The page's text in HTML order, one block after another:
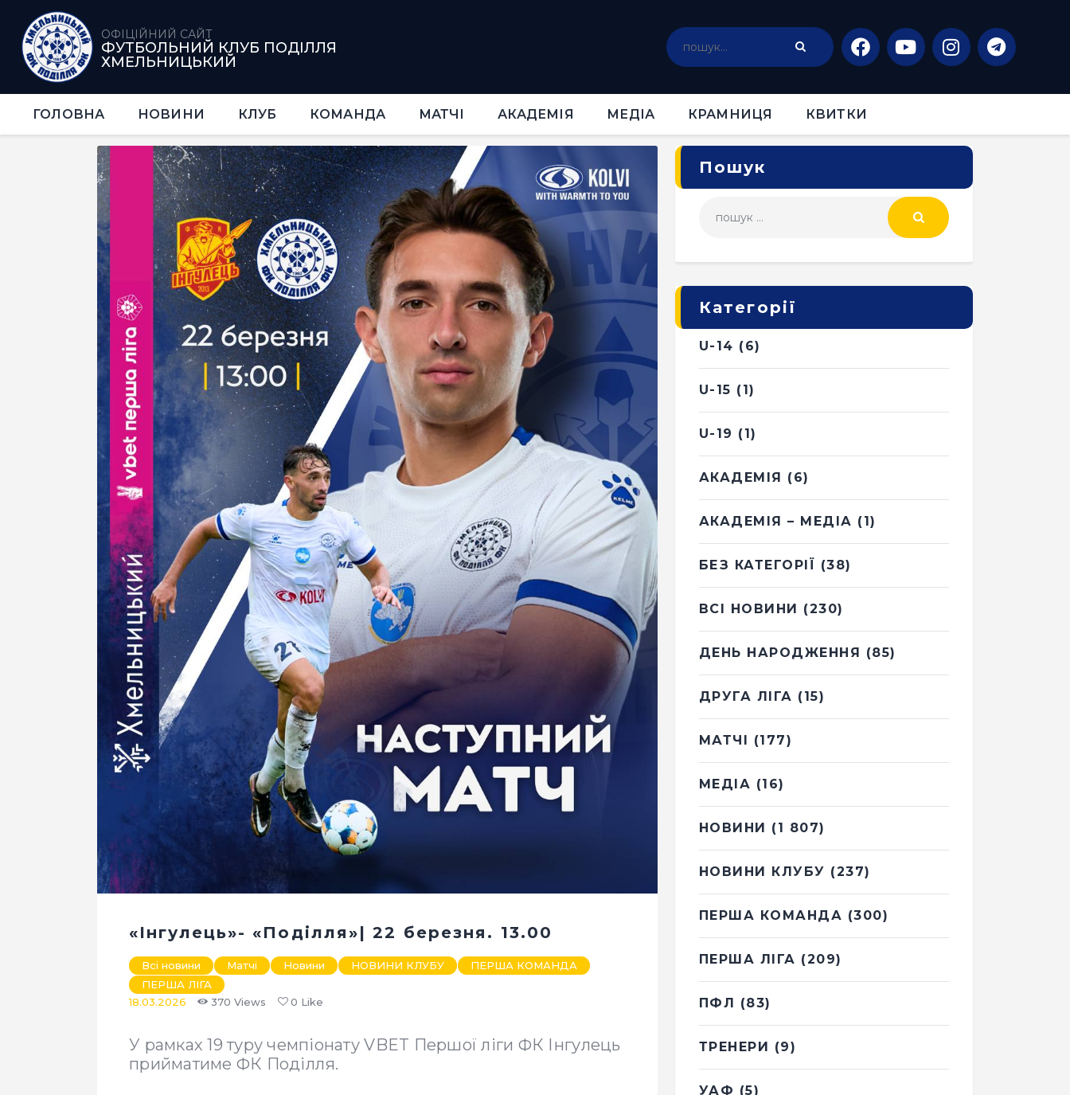
ОФІЦІЙНИЙ САЙТ
ФУТБОЛЬНИЙ КЛУБ ПОДІЛЛЯ
ХМЕЛЬНИЦЬКИЙ
ГОЛОВНА НОВИНИ КЛУБ КОМАНДА МАТЧІ АКАДЕМІЯ МЕДІА КРАМНИЦЯ КВИТКИ
КОМАНДА
МАТЧІ
АКАДЕМІЯ
МЕДІА
КРАМНИЦЯ
КВИТКИ
«Інгулець»- «Поділля»| 22 березня. 13.00
Всі новини Матчі Новини НОВИНИ КЛУБУ
ПЕРША КОМАНДА
ПЕРША ЛІГА
18.03.2026
370 Views 0 Like
У рамках 19 туру чемпіонату VBET Першої ліги ФК Інгулець
прийматиме ФК Поділля.
Пошук
Категорії
U-14 (6)
U-15 (1)
U-19 (1)
АКАДЕМІЯ (6)
АКАДЕМІЯ – МЕДІА (1)
БЕЗ КАТЕГОРІЇ (38)
ВСІ НОВИНИ (230)
ДЕНЬ НАРОДЖЕННЯ (85)
ДРУГА ЛІГА (15)
МАТЧІ (177)
МЕДІА (16)
НОВИНИ (1 807)
НОВИНИ КЛУБУ (237)
ПЕРША КОМАНДА (300)
ПЕРША ЛІГА (209)
ПФЛ (83)
ТРЕНЕРИ (9)
УАФ (5)